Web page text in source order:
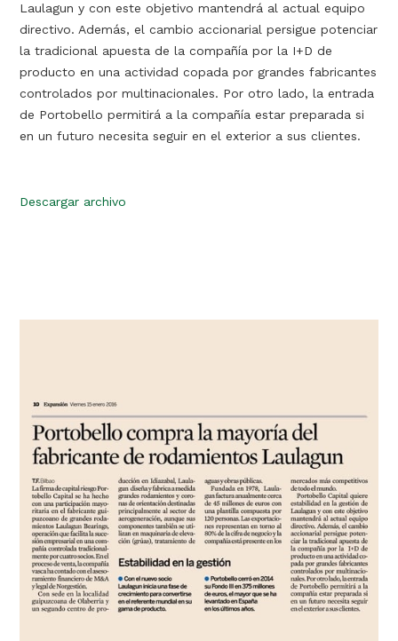
Laulagun y con este objetivo mantendrá al actual equipo
directivo. Además, el cambio accionarial persigue potenciar
la tradicional apuesta de la compañía por la I+D de
producto en una actividad copada por grandes fabricantes
controlados por multinacionales. Por otro lado, la entrada
de Portobello permitirá a la compañía estar preparada si
en un futuro necesita seguir en el exterior a sus clientes.
Descargar archivo